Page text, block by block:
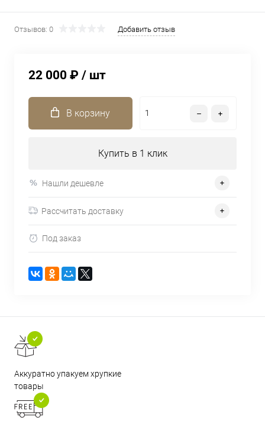
Отзывов: 0 Добавить отзыв
22 000 ₽ / шт
В корзину
Купить в 1 клик
Нашли дешевле
Рассчитать доставку
Под заказ
Аккуратно упакуем хрупкие
товары